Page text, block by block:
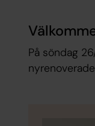
På söndag